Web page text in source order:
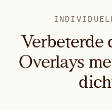
Verbeterde
Overlays